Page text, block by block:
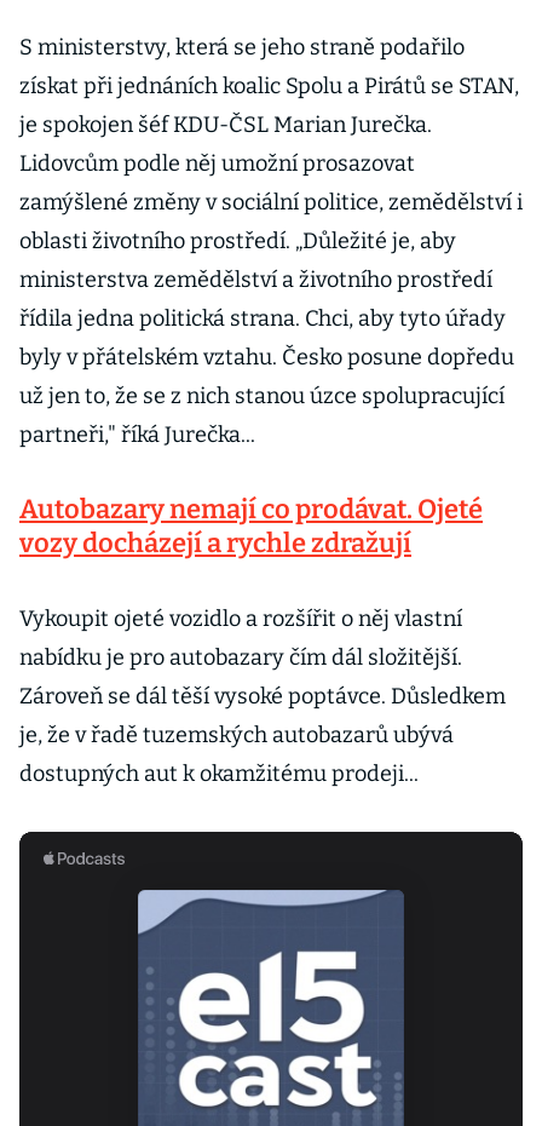
S ministerstvy, která se jeho straně podařilo
získat při jednáních koalic Spolu a Pirátů se STAN,
je spokojen šéf KDU-ČSL Marian Jurečka.
Lidovcům podle něj umožní prosazovat
zamýšlené změny v sociální politice, zemědělství i
oblasti životního prostředí. „Důležité je, aby
ministerstva zemědělství a životního prostředí
řídila jedna politická strana. Chci, aby tyto úřady
byly v přátelském vztahu. Česko posune dopředu
už jen to, že se z nich stanou úzce spolupracující
partneři," říká Jurečka...
Autobazary nemají co prodávat. Ojeté
vozy docházejí a rychle zdražují
Vykoupit ojeté vozidlo a rozšířit o něj vlastní
nabídku je pro autobazary čím dál složitější.
Zároveň se dál těší vysoké poptávce. Důsledkem
je, že v řadě tuzemských autobazarů ubývá
dostupných aut k okamžitému prodeji...